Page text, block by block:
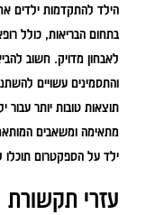
הילד להתקדמות ילדים
בתחום הבריאות, כולל
לאבחון מדויק. חשוב
והתסמינים עשויים
תוצאות טובות יותר
מתאימה ומשאבים
ילד על הספקטרום
עזרי תקשורת